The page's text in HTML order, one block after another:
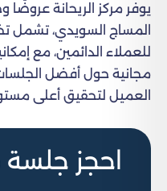
يوفر مركز الريحانة
المساج السويدي، تشمل
للعملاء الدائمين، مع
مجانية حول أفضل
العميل لتحقيق أعلى
احجز